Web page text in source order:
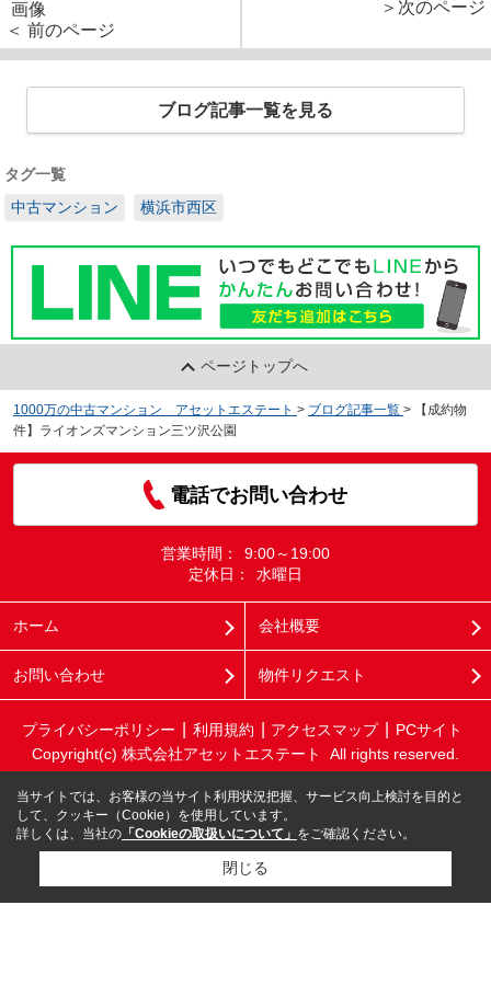
＜ 前のページ
＞次のページ
ブログ記事一覧を見る
タグ一覧
中古マンション
横浜市西区
ページトップへ
1000万の中古マンション アセットエステート > ブログ記事一覧 >
【成約物
件】ライオンズマンション三ツ沢公園
電話でお問い合わせ
営業時間：
9:00～19:00
定休日：
水曜日
ホーム 会社概要
お問い合わせ 物件リクエスト
プライバシーポリシー 利用規約 アクセスマップ
PCサイト
Copyright(c) 株式会社アセットエステート All rights reserved.
当サイトでは、お客様の当サイト利用状況把握、サービス向上検討を目的と
して、クッキー（Cookie）を使用しています。
詳しくは、当社の 「Cookieの取扱いについて」 をご確認ください。
閉じる